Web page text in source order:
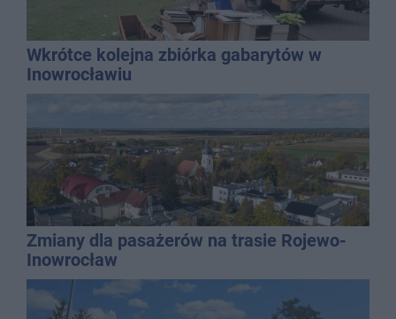
Wkrótce kolejna zbiórka gabarytów w
Inowrocławiu
Zmiany dla pasażerów na trasie Rojewo-
Inowrocław